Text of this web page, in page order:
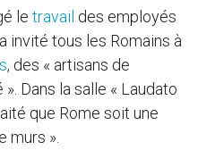
le travail des employés
invité tous les Romains à
, des « artisans de
Dans la salle « Laudato
que Rome soit une
murs ».